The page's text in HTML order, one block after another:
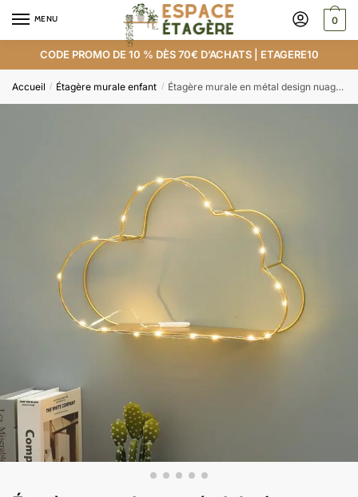
MENU 0
CODE PROMO DE 10 % DÈS 70€ D’ACHATS | ETAGERE10
Accueil / Étagère murale enfant / Étagère murale en métal design nuage avec LED